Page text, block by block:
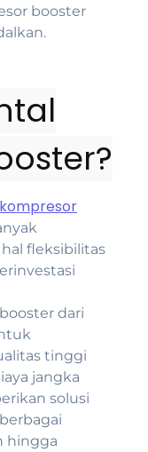
booster
kompresor
fleksibilitas
dari
tinggi
jangka
solusi
hingga